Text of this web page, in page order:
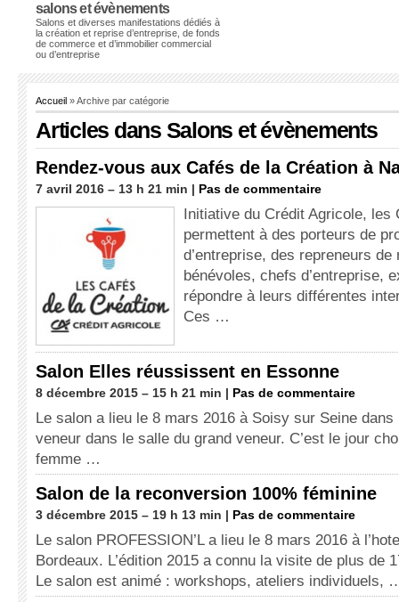
salons et évènements
Salons et diverses manifestations dédiés à
la création et reprise d’entreprise, de fonds
de commerce et d’immobilier commercial
ou d’entreprise
Accueil » Archive par catégorie
Articles dans Salons et évènements
Rendez-vous aux Cafés de la Création à
7 avril 2016 – 13 h 21 min | Pas de commentaire
Initiative du Crédit Agricole, les
permettent à des porteurs de
d’entreprise, des repreneurs de
bénévoles, chefs d’entreprise,
répondre à leurs différentes
Ces …
Salon Elles réussissent en Essonne
8 décembre 2015 – 15 h 21 min | Pas de commentaire
Le salon a lieu le 8 mars 2016 à Soisy sur Seine dans
veneur dans le salle du grand veneur. C’est le jour
femme …
Salon de la reconversion 100% féminine
3 décembre 2015 – 19 h 13 min | Pas de commentaire
Le salon PROFESSION’L a lieu le 8 mars 2016 à
Bordeaux. L’édition 2015 a connu la visite de plus de
Le salon est animé : workshops, ateliers